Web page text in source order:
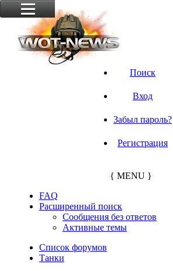
Поиск
Вход
Забыл пароль?
Регистрация
{ MENU }
FAQ
Расширенный поиск
Сообщения без ответов
Активные темы
Список форумов
Танки